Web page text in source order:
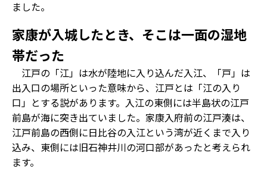
ました。
家康が入城したとき、そこは一面の湿地
帯だった
江戸の「江」は水が陸地に入り込んだ入江、「戸」は
出入口の場所といった意味から、江戸とは「江の入り
口」とする説があります。入江の東側には半島状の江戸
前島が海に突き出ていました。家康入府前の江戸湊は、
江戸前島の西側に日比谷の入江という湾が近くまで入り
込み、東側には旧石神井川の河口部があったと考えられ
ます。